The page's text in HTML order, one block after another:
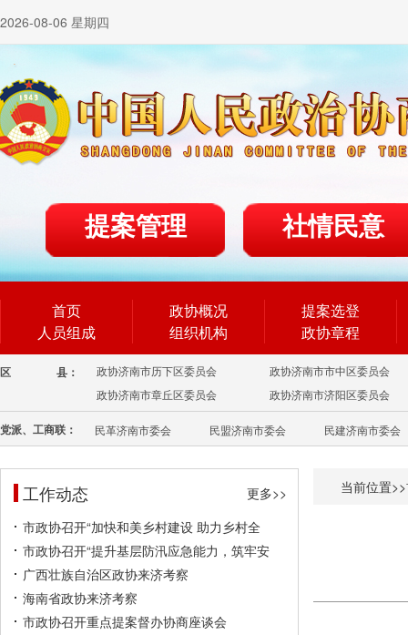
2026-08-06 星期四
提案管理 社情民意
首页
人员组成
政协概况
组织机构
提案选登
政协章程
区 县： 政协济南市历下区委员会
政协济南市市中区委员会
政协济南市章丘区委员会
政协济南市济阳区委员会
党派、工商联： 民革济南市委会 民盟济南市委会 民建济南市委会
工作动态
更多>>
市政协召开“加快和美乡村建设 助力乡村全
市政协召开“提升基层防汛应急能力，筑牢安
广西壮族自治区政协来济考察
海南省政协来济考察
市政协召开重点提案督办协商座谈会
当前位置>>